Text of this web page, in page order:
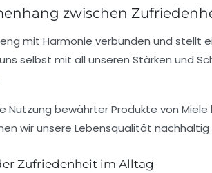
zwischen
mit Harmonie verbunden und stellt
selbst mit all unseren Stärken und
Nutzung bewährter Produkte von Miele
wir unsere Lebensqualität
Zufriedenheit im Alltag